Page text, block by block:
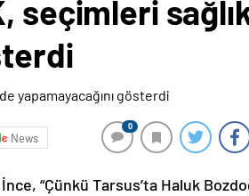
seçimleri
News
0
“Çünkü Tarsus’ta Haluk